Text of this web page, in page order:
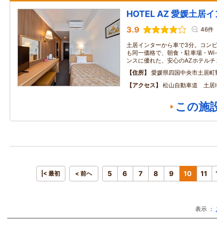
HOTEL AZ 愛媛土居
3.9 46件
土居インターから車で3分。コン
も同一価格で、朝食・駐車場・
ンスに優れた、安心のAZホテル
住所
愛媛県四国中央市土居
アクセス
松山自動車道 土居
この施
|< 最初 < 前へ 5 6 7 8 9 10 11
表示 ：